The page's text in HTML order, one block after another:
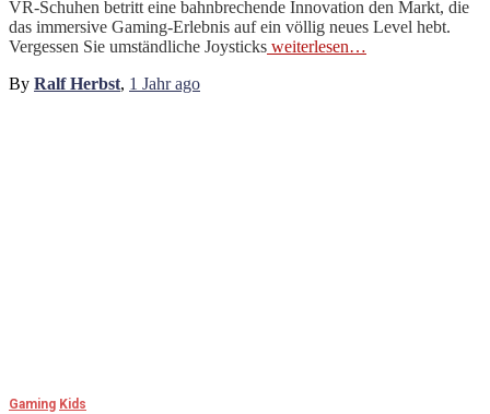
VR-Schuhen betritt eine bahnbrechende Innovation den Markt, die
das immersive Gaming-Erlebnis auf ein völlig neues Level hebt.
Vergessen Sie umständliche Joysticks weiterlesen…
By Ralf Herbst, 1 Jahrago
Gaming Kids